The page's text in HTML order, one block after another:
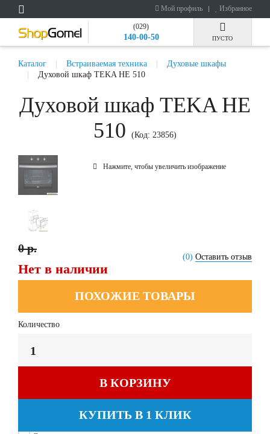
Мой профиль Избранное
(029)
140-00-50 ПУСТО
Каталог Встраиваемая техника
Духовые шкафы
Духовой шкаф TEKA HE 510
Духовой шкаф TEKA HE
510
(Код: 23856)
Нажмите, чтобы увеличить изображение
(0) Оставить отзыв
0 р.
Нет в наличии
ПОХОЖИЕ ТОВАРЫ
Количество
В КОРЗИНУ
КУПИТЬ В 1 КЛИК